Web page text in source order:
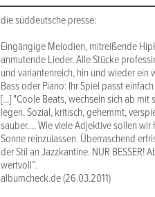
die süddeutsche presse:
Eingängige Melodien, mitreißende
anmutende Lieder. Alle Stücke
und variantenreich, hin und wieder
Bass oder Piano: Ihr Spiel passt
[...] "Coole Beats, wechseln sich ab
legen. Sozial, kritisch, gehemmt,
sauber…. Wie viele Adjektive sollen wir
Sonne reinzulassen. Überraschend
der Stil an Jazzkantine. NUR
wertvoll”.
albumcheck.de (26.03.2011)